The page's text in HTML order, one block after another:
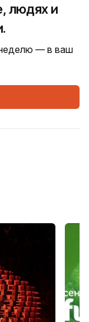
людях и
неделю — в ваш